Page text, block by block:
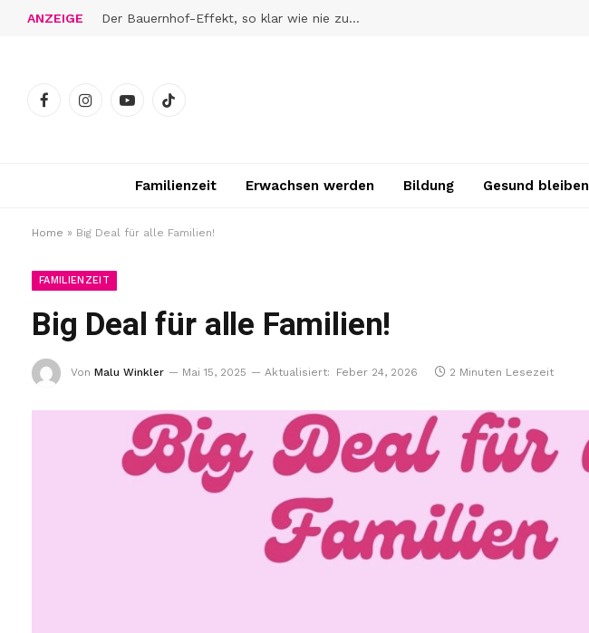
ANZEIGE Der Bauernhof-Effekt, so klar wie nie zuvor
FacebookInstagramYouTubeTikTok
Familienzeit Erwachsen werden Bildung Gesund bleiben
Home » Big Deal für alle Familien!
FAMILIENZEIT
Big Deal für alle Familien!
Von Malu Winkler Mai 15, 2025 Aktualisiert: Feber 24, 2026 2 Minuten Lesezeit